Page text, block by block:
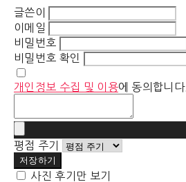
글쓴이
이메일
비밀번호
비밀번호 확인
개인정보 수집 및 이용에 동의합니다.
평점 주기
저장하기
사진 후기만 보기